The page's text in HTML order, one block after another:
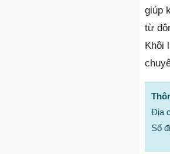
giúp
từ
Khôi
Địa
Số